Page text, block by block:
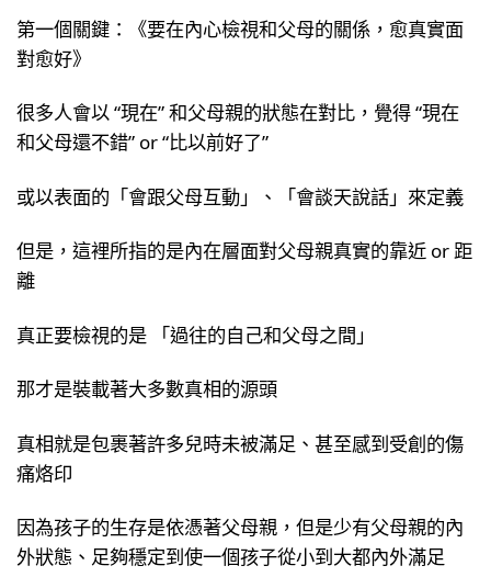
第一個關鍵：《要在內心檢視和父母的關係，愈真實面
對愈好》
很多人會以 “現在” 和父母親的狀態在對比，覺得 “現在
和父母還不錯” or “比以前好了”
或以表面的「會跟父母互動」、「會談天說話」來定義
但是，這裡所指的是內在層面對父母親真實的靠近 or 距
離
真正要檢視的是 「過往的自己和父母之間」
那才是裝載著大多數真相的源頭
真相就是包裹著許多兒時未被滿足、甚至感到受創的傷
痛烙印
因為孩子的生存是依憑著父母親，但是少有父母親的內
外狀態、足夠穩定到使一個孩子從小到大都內外滿足